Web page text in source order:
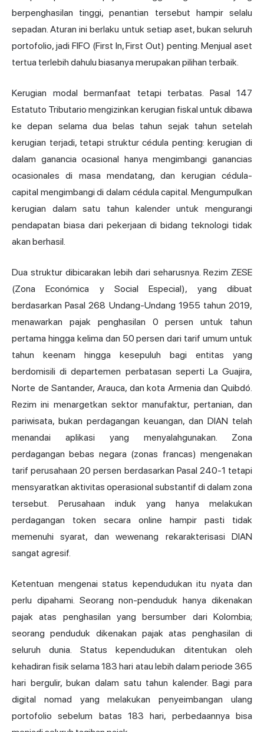
berpenghasilan tinggi, penantian tersebut hampir selalu
sepadan. Aturan ini berlaku untuk setiap aset, bukan seluruh
portofolio, jadi FIFO (First In, First Out) penting. Menjual aset
tertua terlebih dahulu biasanya merupakan pilihan terbaik.
Kerugian modal bermanfaat tetapi terbatas. Pasal 147
Estatuto Tributario mengizinkan kerugian fiskal untuk dibawa
ke depan selama dua belas tahun sejak tahun setelah
kerugian terjadi, tetapi struktur cédula penting: kerugian di
dalam ganancia ocasional hanya mengimbangi ganancias
ocasionales di masa mendatang, dan kerugian cédula-
capital mengimbangi di dalam cédula capital. Mengumpulkan
kerugian dalam satu tahun kalender untuk mengurangi
pendapatan biasa dari pekerjaan di bidang teknologi tidak
akan berhasil.
Dua struktur dibicarakan lebih dari seharusnya. Rezim ZESE
(Zona Económica y Social Especial), yang dibuat
berdasarkan Pasal 268 Undang-Undang 1955 tahun 2019,
menawarkan pajak penghasilan 0 persen untuk tahun
pertama hingga kelima dan 50 persen dari tarif umum untuk
tahun keenam hingga kesepuluh bagi entitas yang
berdomisili di departemen perbatasan seperti La Guajira,
Norte de Santander, Arauca, dan kota Armenia dan Quibdó.
Rezim ini menargetkan sektor manufaktur, pertanian, dan
pariwisata, bukan perdagangan keuangan, dan DIAN telah
menandai aplikasi yang menyalahgunakan. Zona
perdagangan bebas negara (zonas francas) mengenakan
tarif perusahaan 20 persen berdasarkan Pasal 240-1 tetapi
mensyaratkan aktivitas operasional substantif di dalam zona
tersebut. Perusahaan induk yang hanya melakukan
perdagangan token secara online hampir pasti tidak
memenuhi syarat, dan wewenang rekarakterisasi DIAN
sangat agresif.
Ketentuan mengenai status kependudukan itu nyata dan
perlu dipahami. Seorang non-penduduk hanya dikenakan
pajak atas penghasilan yang bersumber dari Kolombia;
seorang penduduk dikenakan pajak atas penghasilan di
seluruh dunia. Status kependudukan ditentukan oleh
kehadiran fisik selama 183 hari atau lebih dalam periode 365
hari bergulir, bukan dalam satu tahun kalender. Bagi para
digital nomad yang melakukan penyeimbangan ulang
portofolio sebelum batas 183 hari, perbedaannya bisa